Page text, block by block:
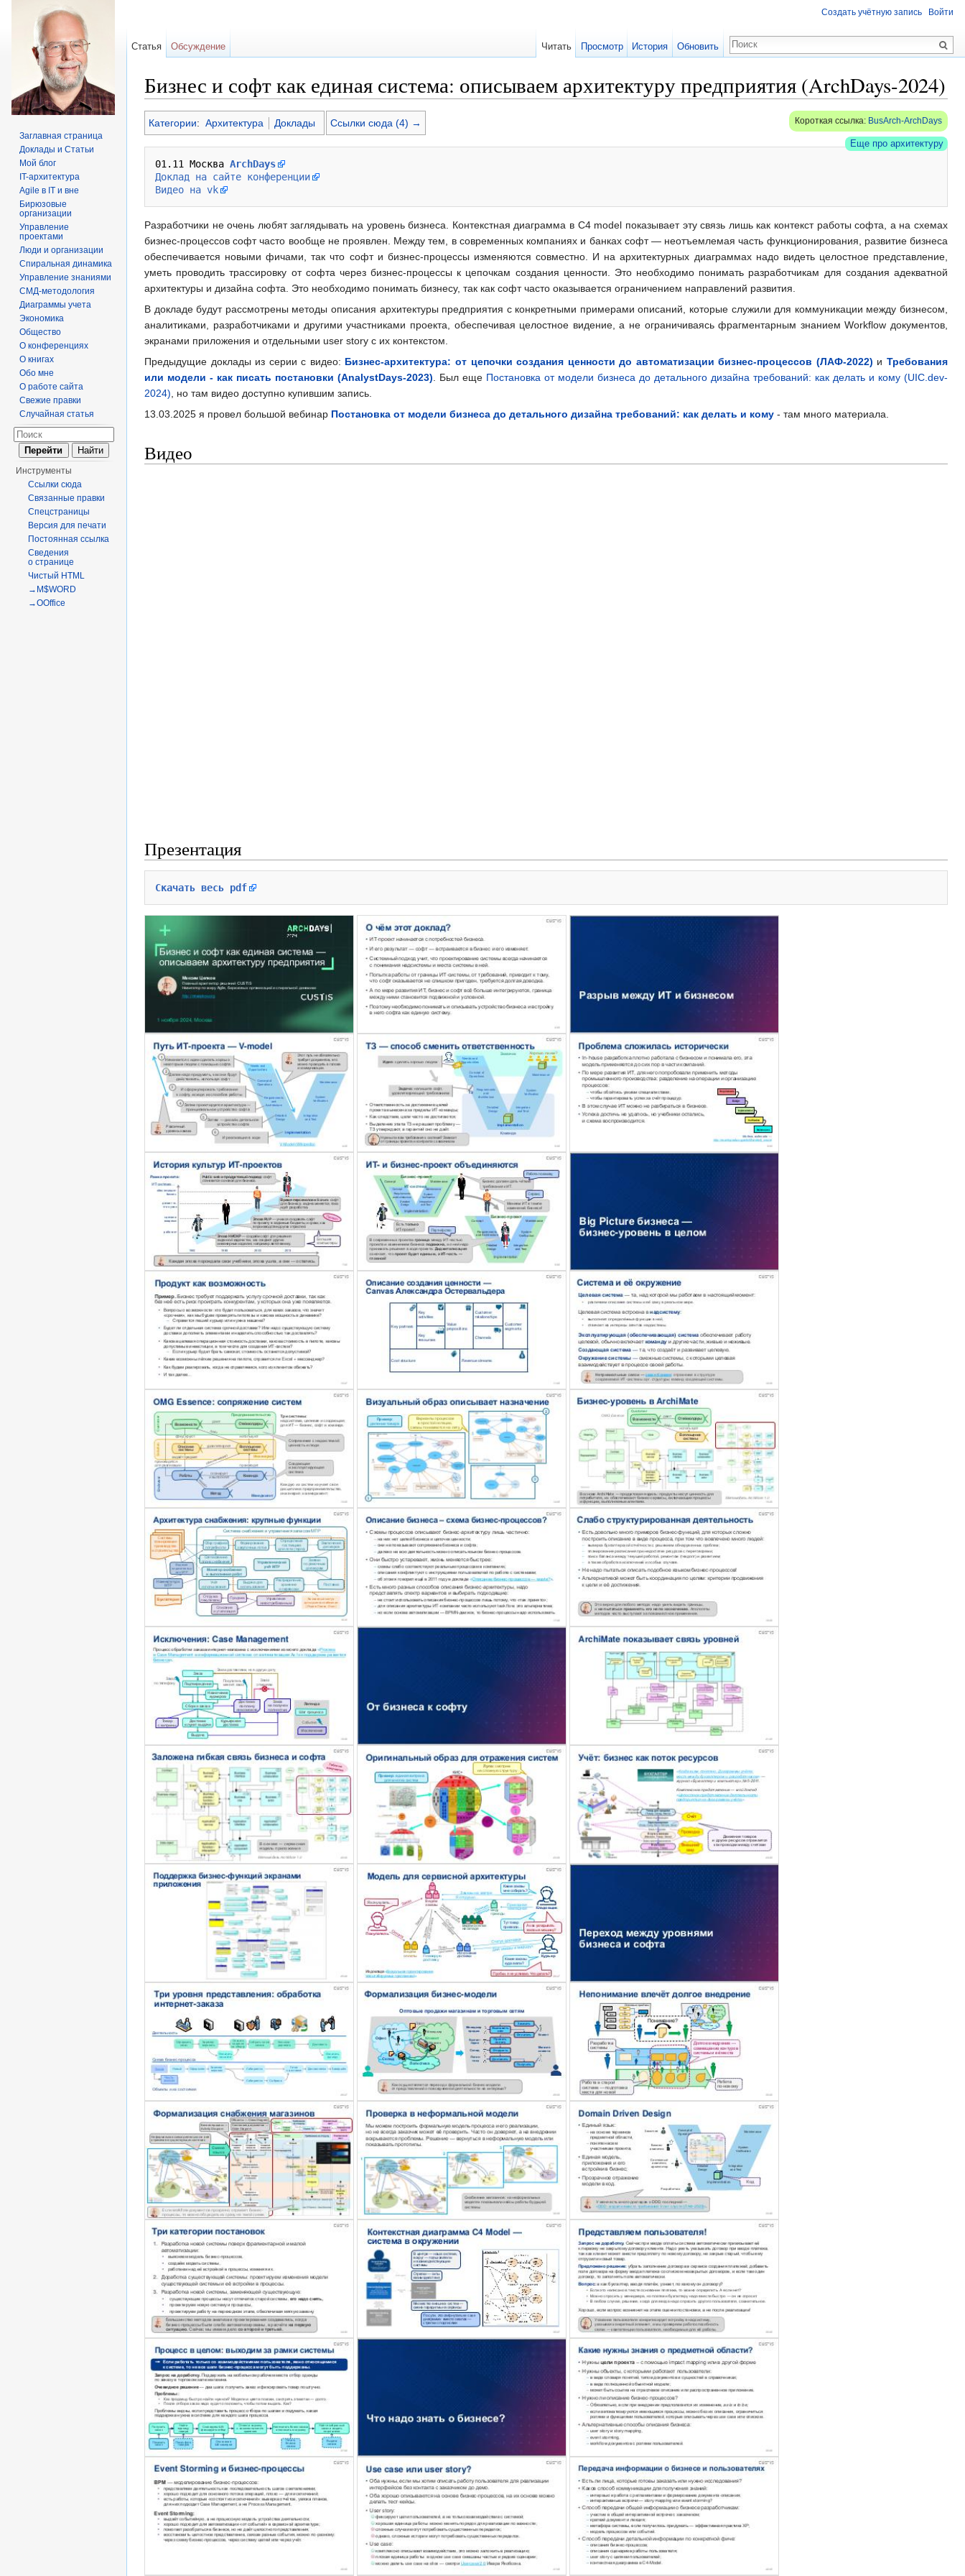
Бизнес и софт как единая система: описываем архитектуру предприятия (ArchDays-2024)
Категории: Архитектура Доклады Короткая ссылка: BusArch-ArchDays
Ссылки сюда (4) →
Еще про архитектуру
01.11 Москва ArchDays
Доклад на сайте конференции
Видео на vk
Разработчики не очень любят заглядывать на уровень бизнеса. Контекстная диаграмма в C4 model показывает эту связь лишь как контекст работы софта, а на схемах
бизнес-процессов софт часто вообще не проявлен. Между тем, в современных компаниях и банках софт — неотъемлемая часть функционирования, развитие бизнеса
обеспечивается новыми фичами, так что софт и бизнес-процессы изменяются совместно. И на архитектурных диаграммах надо видеть целостное представление,
уметь проводить трассировку от софта через бизнес-процессы к цепочкам создания ценности. Это необходимо понимать разработчикам для создания адекватной
архитектуры и дизайна софта. Это необходимо понимать бизнесу, так как софт часто оказывается ограничением направлений развития.
В докладе будут рассмотрены методы описания архитектуры предприятия с конкретными примерами описаний, которые служили для коммуникации между бизнесом,
аналитиками, разработчиками и другими участниками проекта, обеспечивая целостное видение, а не ограничиваясь фрагментарным знанием Workflow документов,
экранами приложения и отдельными user story с их контекстом.
Предыдущие доклады из серии с видео: Бизнес-архитектура: от цепочки создания ценности до автоматизации бизнес-процессов (ЛАФ-2022) и Требования
или модели - как писать постановки (AnalystDays-2023). Был еще Постановка от модели бизнеса до детального дизайна требований: как делать и кому (UIC.dev-
2024), но там видео доступно купившим запись.
13.03.2025 я провел большой вебинар Постановка от модели бизнеса до детального дизайна требований: как делать и кому - там много материала.
Видео
Презентация
Скачать весь pdf
Создать учётную запись Войти
Статья Обсуждение Читать Просмотр История Обновить
Заглавная страница
Доклады и Статьи
Мой блог
IT-архитектура
Agile в IT и вне
Бирюзовые
организации
Управление
проектами
Люди и организации
Спиральная динамика
Управление знаниями
СМД-методология
Диаграммы учета
Экономика
Общество
О конференциях
О книгах
Обо мне
О работе сайта
Свежие правки
Случайная статья
Инструменты
Ссылки сюда
Связанные правки
Спецстраницы
Версия для печати
Постоянная ссылка
Сведения
о странице
Чистый HTML
→M$WORD
→OOffice